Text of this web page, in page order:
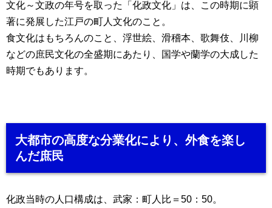
文化～文政の年号を取った「化政文化」は、この時期に顕
著に発展した江戸の町人文化のこと。
食文化はもちろんのこと、浮世絵、滑稽本、歌舞伎、川柳
などの庶民文化の全盛期にあたり、国学や蘭学の大成した
時期でもあります。
大都市の高度な分業化により、外食を楽し
んだ庶民
化政当時の人口構成は、武家：町人比＝50：50。